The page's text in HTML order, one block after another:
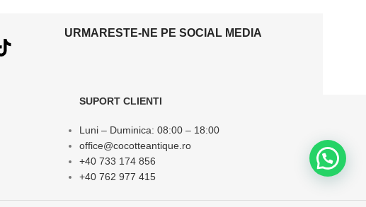
URMARESTE-NE PE SOCIAL MEDIA
SUPORT CLIENTI
Luni – Duminica: 08:00 – 18:00
office@cocotteantique.ro
+40 733 174 856
+40 762 977 415